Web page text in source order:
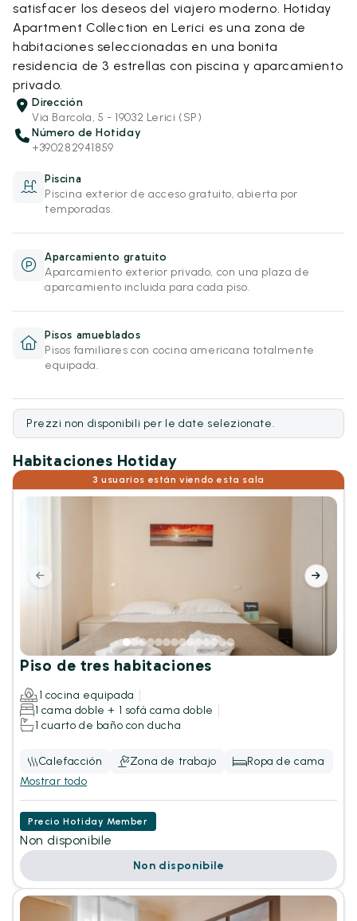
satisfacer los deseos del viajero moderno. Hotiday
Apartment Collection en Lerici es una zona de
habitaciones seleccionadas en una bonita
residencia de 3 estrellas con piscina y aparcamiento
privado.
Dirección
Via Barcola, 5 - 19032 Lerici (SP)
Número de Hotiday
+390282941859
Piscina
Piscina exterior de acceso gratuito, abierta por
temporadas.
Aparcamiento gratuito
Aparcamiento exterior privado, con una plaza de
aparcamiento incluida para cada piso.
Pisos amueblados
Pisos familiares con cocina americana totalmente
equipada.
Prezzi non disponibili per le date selezionate.
Habitaciones Hotiday
3 usuarios están viendo esta sala
Piso de tres habitaciones
1 cocina equipada
1 cama doble + 1 sofá cama doble
1 cuarto de baño con ducha
Calefacción Zona de trabajo
Ropa de cama
Mostrar todo
Precio Hotiday Member
Non disponibile
Non disponibile